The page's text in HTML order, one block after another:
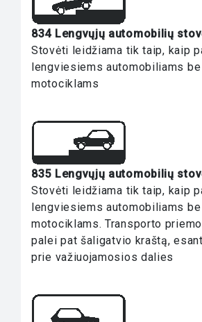
834 Lengvųjų automobilių
Stovėti leidžiama tik taip, kaip
lengviesiems automobiliams
motociklams
835 Lengvųjų automobilių
Stovėti leidžiama tik taip, kaip
lengviesiems automobiliams
motociklams. Transporto
palei pat šaligatvio kraštą,
prie važiuojamosios dalies